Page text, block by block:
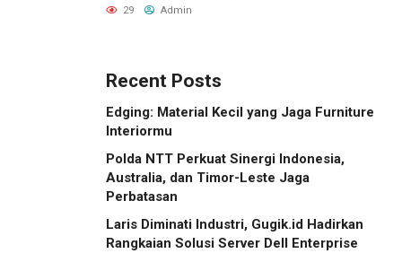
di Kalbar
29 Admin
Recent Posts
Edging: Material Kecil yang Jaga Furniture
Interiormu
Polda NTT Perkuat Sinergi Indonesia,
Australia, dan Timor-Leste Jaga
Perbatasan
Laris Diminati Industri, Gugik.id Hadirkan
Rangkaian Solusi Server Dell Enterprise